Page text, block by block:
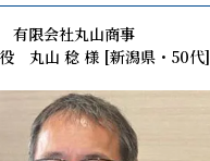
有限会社丸山商事
丸山 稔 様 [新潟県・50代]